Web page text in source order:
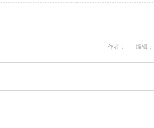
作者： 编辑：